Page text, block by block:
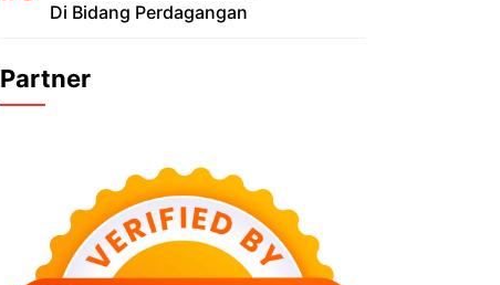
Di Bidang Perdagangan
Partner